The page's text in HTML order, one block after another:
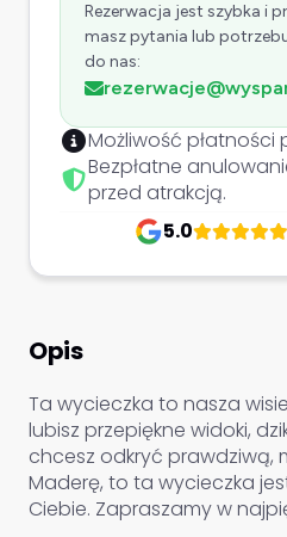
Opis
Ta wycieczka to nasza
lubisz przepiękne widoki,
chcesz odkryć prawdziwą,
Maderę, to ta wycieczka
Ciebie. Zapraszamy w
Rezerwacja jest szybka i
masz pytania lub
do nas:
Możliwość płatności
Bezpłatne
przed atrakcją.
5.0